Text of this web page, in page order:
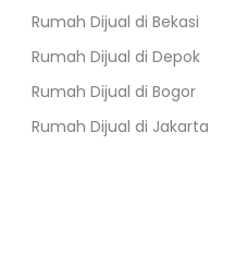
Rumah Dijual di Bekasi
Rumah Dijual di Depok
Rumah Dijual di Bogor
Rumah Dijual di Jakarta